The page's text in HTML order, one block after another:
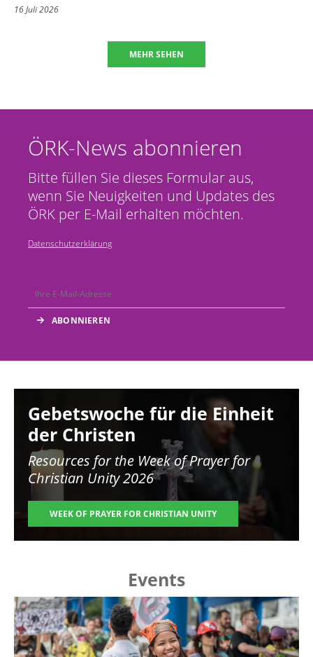
16 Juli 2026
MEHR SEHEN
ÖRK-News abonnieren
Bitte füllen Sie dieses Formular aus,
wenn Sie Neuigkeiten und Updates des
ÖRK per E-Mail erhalten möchten.
Datenschutzerklärung
Gebetswoche für die Einheit
der Christen
Resources for the Week of Prayer for
Christian Unity 2026
WEEK OF PRAYER FOR CHRISTIAN UNITY
Events
Image